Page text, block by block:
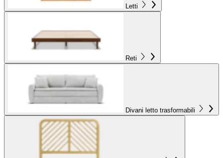
Letti
Reti
Divani letto trasformabili